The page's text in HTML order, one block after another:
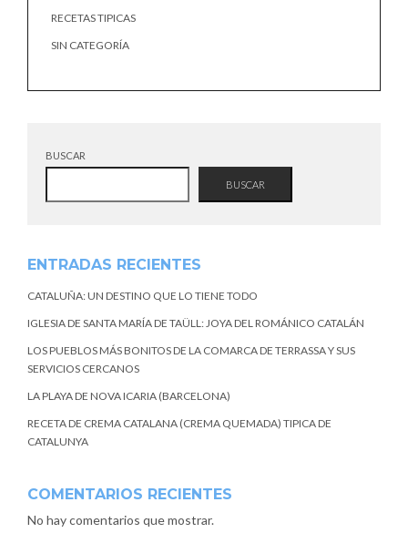
RECETAS TIPICAS
SIN CATEGORÍA
BUSCAR
BUSCAR
ENTRADAS RECIENTES
CATALUÑA: UN DESTINO QUE LO TIENE TODO
IGLESIA DE SANTA MARÍA DE TAÜLL: JOYA DEL ROMÁNICO CATALÁN
LOS PUEBLOS MÁS BONITOS DE LA COMARCA DE TERRASSA Y SUS
SERVICIOS CERCANOS
LA PLAYA DE NOVA ICARIA (BARCELONA)
RECETA DE CREMA CATALANA (CREMA QUEMADA) TIPICA DE
CATALUNYA
COMENTARIOS RECIENTES
No hay comentarios que mostrar.